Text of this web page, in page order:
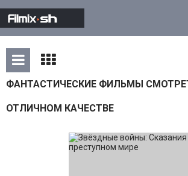
ФАНТАСТИЧЕСКИЕ ФИЛЬМЫ
ОТЛИЧНОМ КАЧЕСТВЕ